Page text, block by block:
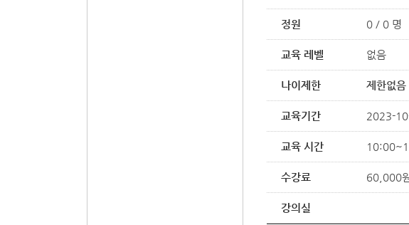
정원 0 / 0 명
교육 레벨 없음
나이제한 제한없음
교육기간 2023-
교육 시간
수강료 60,000원
강의실